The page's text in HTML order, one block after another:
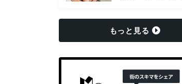
もっと見る